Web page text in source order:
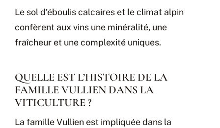
Le sol d’éboulis calcaires et le climat alpin
confèrent aux vins une minéralité, une
fraîcheur et une complexité uniques.
QUELLE EST L’HISTOIRE DE LA
FAMILLE VULLIEN DANS LA
VITICULTURE ?
La famille Vullien est impliquée dans la